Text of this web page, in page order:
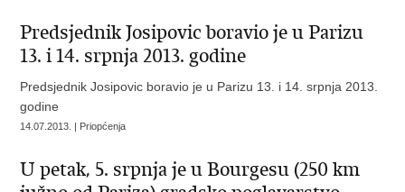
Predsjednik Josipovic boravio je u Parizu
13. i 14. srpnja 2013. godine
Predsjednik Josipovic boravio je u Parizu 13. i 14. srpnja 2013.
godine
14.07.2013. | Priopćenja
U petak, 5. srpnja je u Bourgesu (250 km